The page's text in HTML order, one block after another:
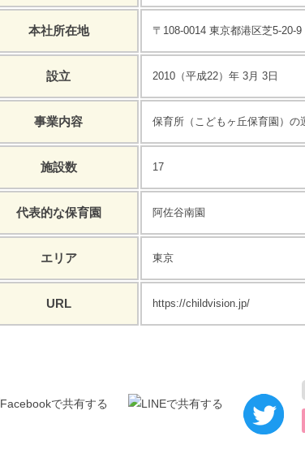
本社所在地 〒108-0014 東京都港区芝5-20-
設立 2010（平成22）年 3月 3日
事業内容 保育所（こどもヶ丘保育園）の
施設数 17
代表的な保育園 阿佐谷南園
エリア 東京
URL https://childvision.jp/